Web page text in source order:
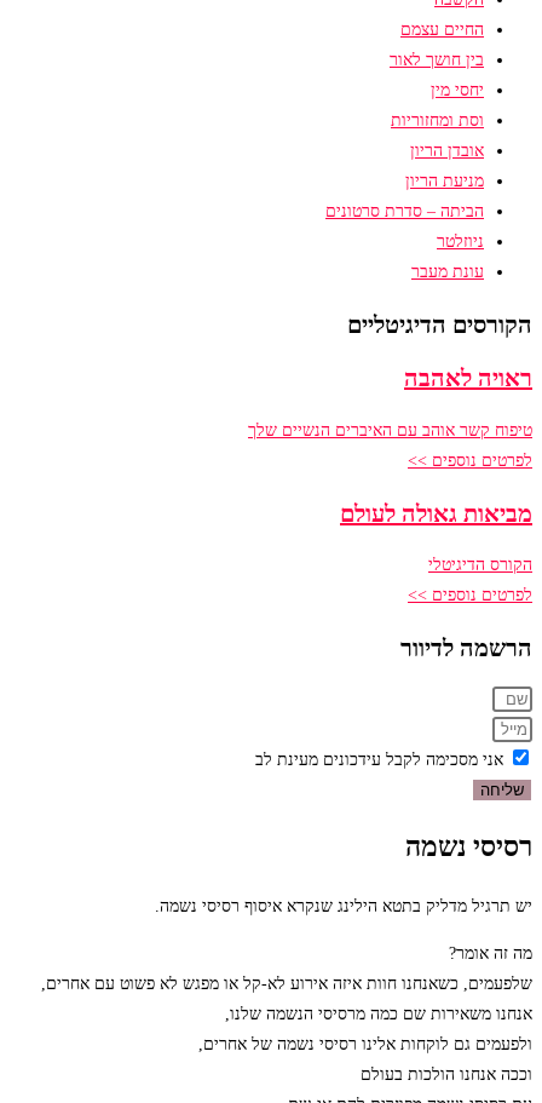
החיים עצמם
בין חושך לאור
יחסי מין
וסת ומחזוריות
אובדן הריון
מניעת הריון
הביתה – סדרת סרטונים
ניוזלטר
עונת מעבר
הקורסים הדיגיטליים
ראויה לאהבה
טיפוח קשר אוהב עם האיברים הנשיים שלך
לפרטים נוספים >>
מביאות גאולה לעולם
הקורס הדיגיטלי
לפרטים נוספים >>
הרשמה לדיוור
אני מסכימה לקבל עידכונים מעינת לב
שליחה
רסיסי נשמה
יש תרגיל מדליק בתטא הילינג שנקרא איסוף רסיסי נשמה.
מה זה אומר?
שלפעמים, כשאנחנו חוות איזה אירוע לא-קל או מפגש לא פשוט עם אחרים,
אנחנו משאירות שם כמה מרסיסי הנשמה שלנו,
ולפעמים גם לוקחות אלינו רסיסי נשמה של אחרים,
וככה אנחנו הולכות בעולם